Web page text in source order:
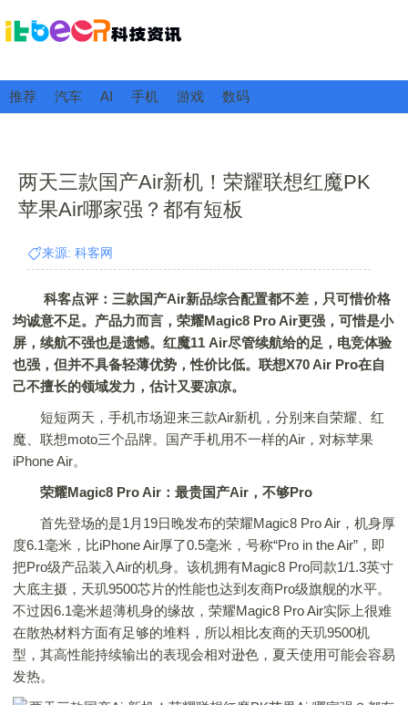
推荐 汽车 AI 手机 游戏 数码
两天三款国产Air新机！荣耀联想红魔PK
苹果Air哪家强？都有短板
来源: 科客网
科客点评：三款国产Air新品综合配置都不差，只可惜价格
均诚意不足。产品力而言，荣耀Magic8 Pro Air更强，可惜是小
屏，续航不强也是遗憾。红魔11 Air尽管续航给的足，电竞体验
也强，但并不具备轻薄优势，性价比低。联想X70 Air Pro在自
己不擅长的领域发力，估计又要凉凉。
短短两天，手机市场迎来三款Air新机，分别来自荣耀、红
魔、联想moto三个品牌。国产手机用不一样的Air，对标苹果
iPhone Air。
荣耀Magic8 Pro Air：最贵国产Air，不够Pro
首先登场的是1月19日晚发布的荣耀Magic8 Pro Air，机身厚
度6.1毫米，比iPhone Air厚了0.5毫米，号称“Pro in the Air”，即
把Pro级产品装入Air的机身。该机拥有Magic8 Pro同款1/1.3英寸
大底主摄，天玑9500芯片的性能也达到友商Pro级旗舰的水平。
不过因6.1毫米超薄机身的缘故，荣耀Magic8 Pro Air实际上很难
在散热材料方面有足够的堆料，所以相比友商的天玑9500机
型，其高性能持续输出的表现会相对逊色，夏天使用可能会容易
发热。